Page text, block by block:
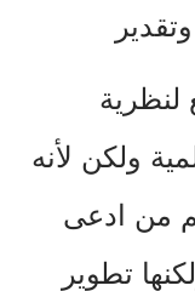
ولكن لأنه
من ادعى
تطوير